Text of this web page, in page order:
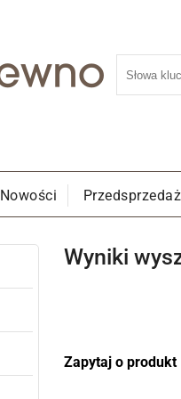
Nowości Przedsprzedaż
Wyniki
Zapytaj o produkt